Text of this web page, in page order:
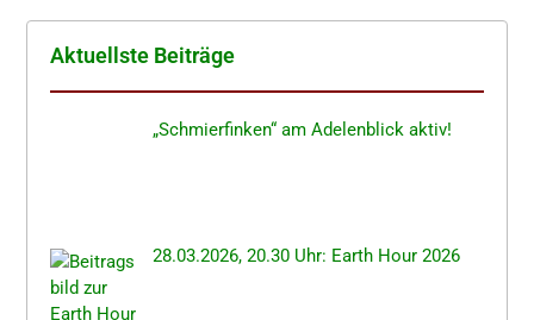
Aktuells­te Beiträge
„Schmier­fin­ken“ am Adelen­blick aktiv!
28.03.2026, 20.30 Uhr: Earth Hour 2026